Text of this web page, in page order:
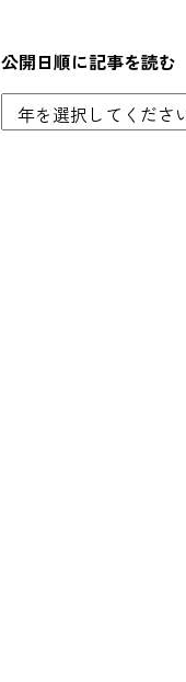
公開日順に記事を読む